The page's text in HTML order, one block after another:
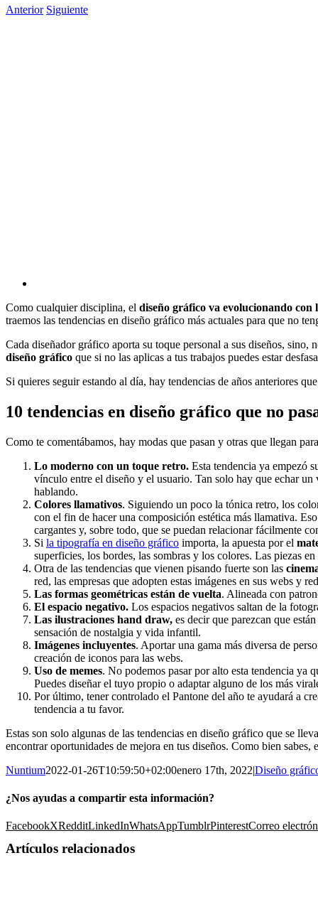
Anterior Siguiente
Como cualquier disciplina, el diseño gráfico va evolucionando con
traemos las tendencias en diseño gráfico más actuales para que no
Cada diseñador gráfico aporta su toque personal a sus diseños,
diseño gráfico que si no las aplicas a tus trabajos puedes estar
Si quieres seguir estando al día, hay tendencias de años anteriores
10 tendencias en diseño gráfico que no
Como te comentábamos, hay modas que pasan y otras que llegan
Lo moderno con un toque retro. Esta tendencia ya empezó
vínculo entre el diseño y el usuario. Tan solo hay que echar
hablando.
Colores llamativos. Siguiendo un poco la tónica retro, los
con el fin de hacer una composición estética más llamativa.
cargantes y, sobre todo, que se puedan relacionar fácilmente
Si la tipografía en diseño gráfico importa, la apuesta por el
superficies, los bordes, las sombras y los colores. Las piezas
Otra de las tendencias que vienen pisando fuerte son las
red, las empresas que adopten estas imágenes en sus webs y
Las formas geométricas están de vuelta. Alineada con
El espacio negativo. Los espacios negativos saltan de la
Las ilustraciones hand draw, es decir que parezcan que
sensación de nostalgia y vida infantil.
Imágenes incluyentes. Aportar una gama más diversa de
creación de iconos para las webs.
Uso de memes. No podemos pasar por alto esta tendencia ya
Puedes diseñar el tuyo propio o adaptar alguno de los más
Por último, tener controlado el Pantone del año te ayudará a
tendencia a tu favor.
Estas son solo algunas de las tendencias en diseño gráfico que se
encontrar oportunidades de mejora en tus diseños. Como bien
Nuntium2022-01-26T10:59:50+02:00enero 17th, 2022|Diseño
¿Nos ayudas a compartir esta información?
FacebookXRedditLinkedInWhatsAppTumblrPinterestCorreo
Artículos relacionados